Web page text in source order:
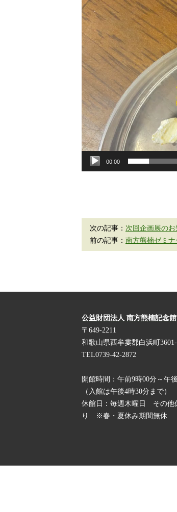
画
プ
レ
ヤ
ー
00:00
次の記事： 次回企画展の
前の記事： 南方熊楠ゼミ
公益財団法人 南方熊楠記念館
〒649-2211
和歌山県西牟婁郡白浜町
TEL0739-42-2872
開館時間：午前9時00分～午
（入館は午後4時30分まで）
休館日：毎週木曜日 その他
り ※春・夏休み期間無休